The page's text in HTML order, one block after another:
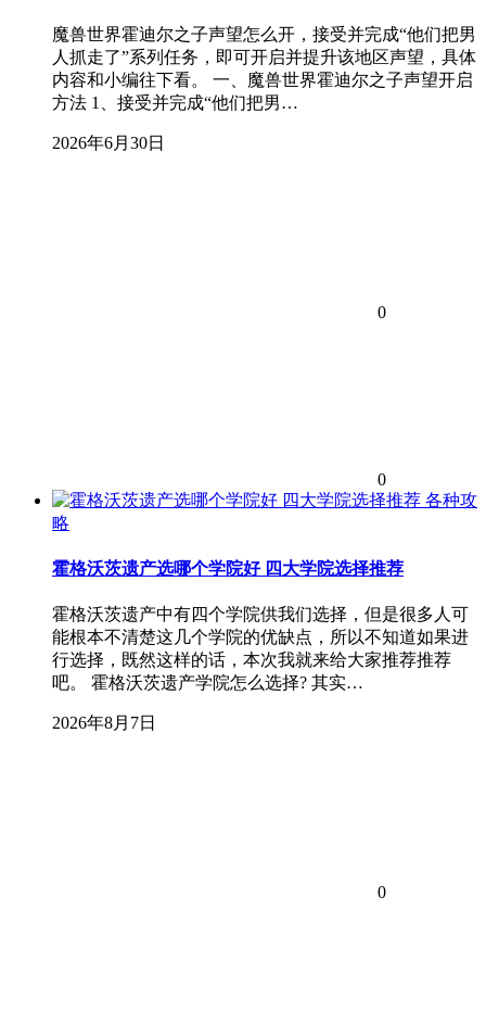
魔兽世界霍迪尔之子声望怎么开，接受并完成“他们把男
人抓走了”系列任务，即可开启并提升该地区声望，具体
内容和小编往下看。 一、魔兽世界霍迪尔之子声望开启
方法 1、接受并完成“他们把男…
2026年6月30日
0
0
各种攻
略
霍格沃茨遗产选哪个学院好 四大学院选择推荐
霍格沃茨遗产中有四个学院供我们选择，但是很多人可
能根本不清楚这几个学院的优缺点，所以不知道如果进
行选择，既然这样的话，本次我就来给大家推荐推荐
吧。 霍格沃茨遗产学院怎么选择? 其实…
2026年8月7日
0